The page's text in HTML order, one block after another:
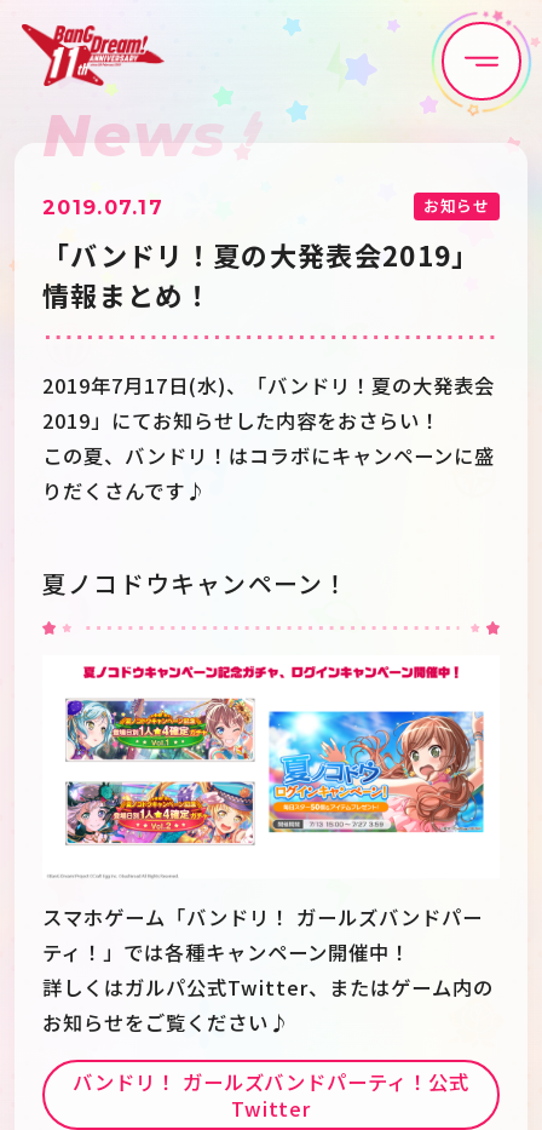
Home News
Live•Event Discography
Artist
Schedule About
News
2019.07.17 お知らせ
「バンドリ！夏の大発表会2019」
情報まとめ！
2019年7月17日(水)、「バンドリ！夏の大発表会
2019」にてお知らせした内容をおさらい！
この夏、バンドリ！はコラボにキャンペーンに盛
りだくさんです♪
夏ノコドウキャンペーン！
スマホゲーム「バンドリ！ ガールズバンドパー
ティ！」では各種キャンペーン開催中！
詳しくはガルパ公式Twitter、またはゲーム内の
お知らせをご覧ください♪
バンドリ！ ガールズバンドパーティ！公式
Twitter